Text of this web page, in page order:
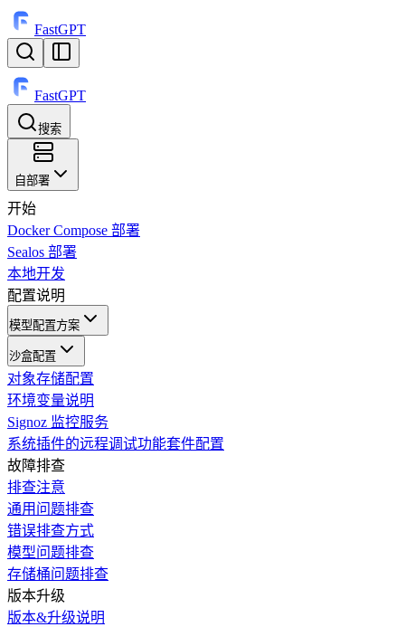
FastGPT
FastGPT
搜索
⌘K
自部署
开始
Docker Compose 部署
Sealos 部署
本地开发
配置说明
模型配置方案
沙盒配置
对象存储配置
环境变量说明
Signoz 监控服务
系统插件的远程调试功能套件配置
故障排查
排查注意
通用问题排查
错误排查方式
模型问题排查
存储桶问题排查
版本升级
版本&升级说明